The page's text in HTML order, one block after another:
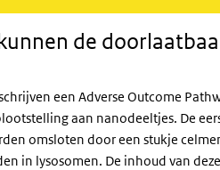
de
een Adverse Outcome
aan nanodeeltjes. De
omsloten door een stukje
in lysosomen. De inhoud van